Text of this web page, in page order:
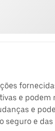
e podem
e
seguro e